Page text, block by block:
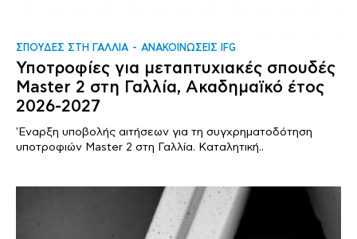
ΣΠΟΥΔΕΣ ΣΤΗ ΓΑΛΛΙΑ ΑΝΑΚΟΙΝΩΣΕΙΣ IFG
Υποτροφίες για μεταπτυχιακές σπουδές
Master 2 στη Γαλλία, Ακαδημαϊκό έτος
2026-2027
'Εναρξη υποβολής αιτήσεων για τη συγχρηματοδότηση
υποτροφιών Master 2 στη Γαλλία. Καταλητική..